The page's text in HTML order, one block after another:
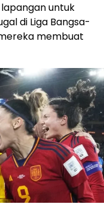
untuk
di Liga Bangsa-
membuat